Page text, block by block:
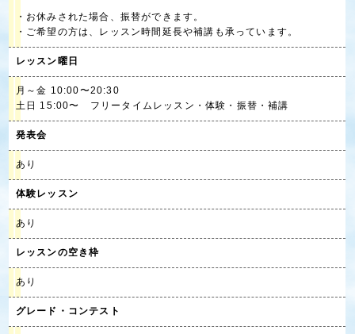
・お休みされた場合、振替ができます。
・ご希望の方は、レッスン時間延長や補講も承っています。
レッスン曜日
月～金 10:00〜20:30
土日 15:00〜 フリータイムレッスン・体験・振替・補講
発表会
あり
体験レッスン
あり
レッスンの空き枠
あり
グレード・コンテスト